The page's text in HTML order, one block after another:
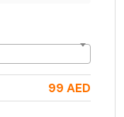
99 AED